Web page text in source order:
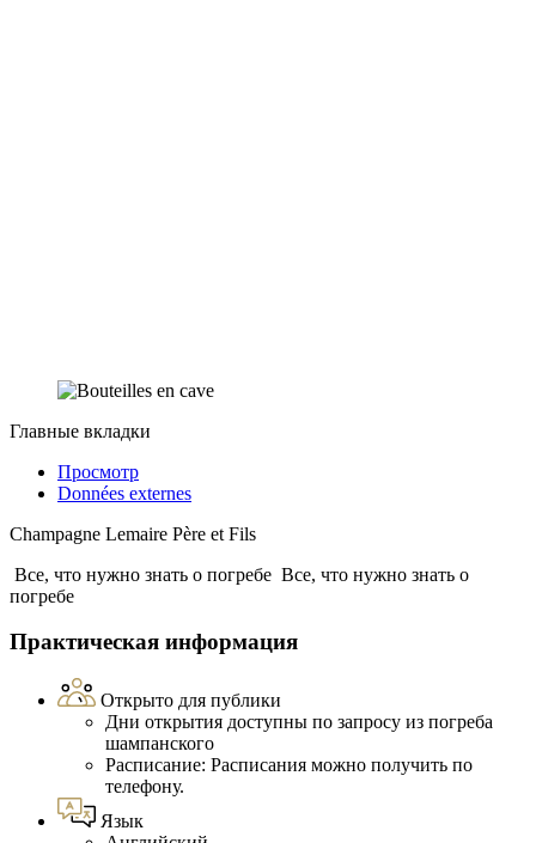
Главные вкладки
Просмотр
Données externes
Champagne Lemaire Père et Fils
Все, что нужно знать о погребе Все, что нужно знать о
погребе
Практическая информация
Открыто для публики
Дни открытия доступны по запросу из погреба
шампанского
Расписание: Расписания можно получить по
телефону.
Язык